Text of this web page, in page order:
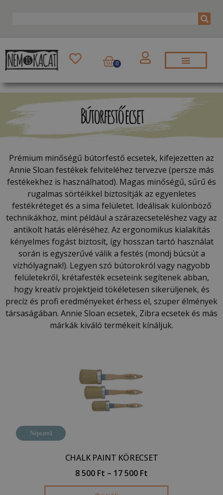
0
Bútorfestő ecset
Prémium minőségű bútorfestő ecsetek, kifejezetten az
Annie Sloan festékek felviteléhez tervezve (persze más
festékekhez is használhatod). Magas minőségű, sűrű és
rugalmas sörtéikkel biztosítják az egyenletes
festékréteget és a sima felületet. Ideálisak különböző
technikákhoz, mint például a szárazecseteléshez vagy az
antikolt hatás eléréséhez. Az ergonomikus kialakítás
kényelmes fogást biztosít, így hosszan tartó használat
során is egyszerűvé válik a festés (mondj búcsút a
vízhólyagnak!). Legyen szó bútorokról vagy nagyobb
felületekről, krétafesték ecseteink segítenek abban,
hogy kreatív projektjeid tökéletesen sikerüljenek, és
precíz és profi eredményeket érhess el, szuper élmények
társaságában. Annie Sloan ecsetek, Zibra ecsetek és más
márkák kiváló termékeit kínáljuk.
Népszerű
CHALK PAINT KÖRECSET
8 500 Ft – 17 500 Ft